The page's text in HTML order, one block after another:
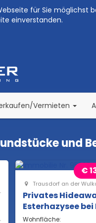
für Sie möglichst
einverstanden.
Vermieten
und
€
Trausdorf an der
Privates
Esterhazysee
Wohnfläche: